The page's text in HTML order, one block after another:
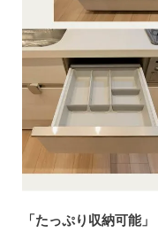
「たっぷり収納可能」